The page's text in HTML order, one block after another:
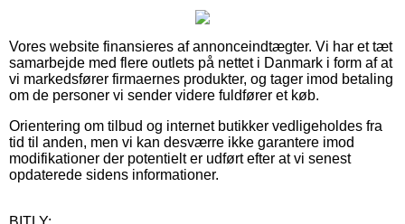
Vores website finansieres af annonceindtægter. Vi har et tæt
samarbejde med flere outlets på nettet i Danmark i form af at
vi markedsfører firmaernes produkter, og tager imod betaling
om de personer vi sender videre fuldfører et køb.
Orientering om tilbud og internet butikker vedligeholdes fra
tid til anden, men vi kan desværre ikke garantere imod
modifikationer der potentielt er udført efter at vi senest
opdaterede sidens informationer.